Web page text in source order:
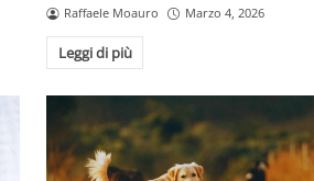
Raffaele Moauro Marzo 4, 2026
Leggi di più